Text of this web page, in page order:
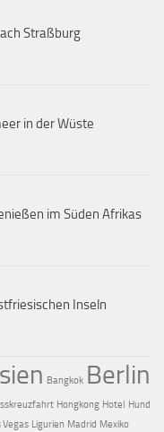
Straßburg
in der Wüste
im Süden Afrikas
Inseln
Bangkok Berlin
Hongkong Hotel
Hund
Vegas Ligurien Madrid Mexiko